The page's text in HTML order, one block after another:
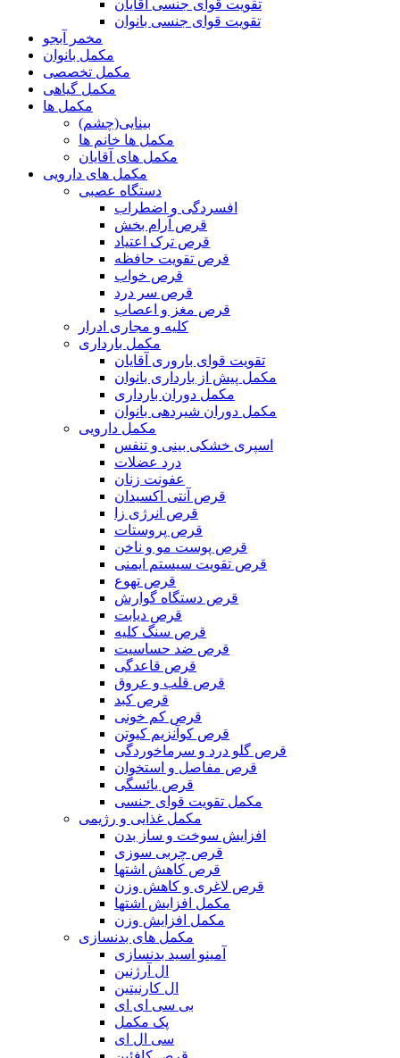
تقویت قوای جنسی آقایان
تقویت قوای جنسی بانوان
مخمر آبجو
مکمل بانوان
مکمل تخصصی
مکمل گیاهی
مکمل ها
بینایی(چشم)
مکمل ها خانم ها
مکمل های آقایان
مکمل های دارویی
دستگاه عصبی
افسردگی و اضطراب
قرص آرام بخش
قرص ترک اعتیاد
قرص تقویت حافظه
قرص خواب
قرص سر درد
قرص مغز و اعصاب
کلیه و مجاری ادرار
مکمل بارداری
تقویت قوای باروری آقایان
مکمل پیش از بارداری بانوان
مکمل دوران بارداری
مکمل دوران شیردهی بانوان
مکمل دارویی
اسپری خشکی بینی و تنفس
درد عضلات
عفونت زنان
قرص آنتی اکسیدان
قرص انرژی زا
قرص پروستات
قرص پوست مو و ناخن
قرص تقویت سیستم ایمنی
قرص تهوع
قرص دستگاه گوارش
قرص دیابت
قرص سنگ کلیه
قرص ضد حساسیت
قرص قاعدگی
قرص قلب و عروق
قرص کبد
قرص کم خونی
قرص کوآنزیم کیوتن
قرص گلو درد و سرماخوردگی
قرص مفاصل و استخوان
قرص یائسگی
مکمل تقویت قوای جنسی
مکمل غذایی و رژیمی
افزایش سوخت و ساز بدن
قرص چربی سوزی
قرص کاهش اشتها
قرص لاغری و کاهش وزن
مکمل افزایش اشتها
مکمل افزایش وزن
مکمل های بدنسازی
آمینو اسید بدنسازی
ال آرژنین
ال کارنیتین
بی سی ای ای
پک مکمل
سی ال ای